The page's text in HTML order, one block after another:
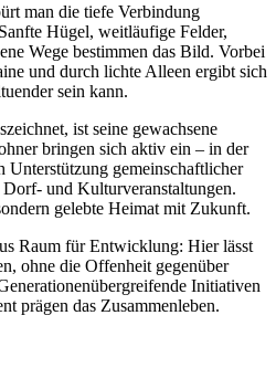
man die tiefe Verbindung
Hügel, weitläufige Felder,
Wege bestimmen das Bild. Vorbei
und durch lichte Alleen ergibt sich
sein kann.
ist seine gewachsene
bringen sich aktiv ein – in der
Unterstützung gemeinschaftlicher
und Kulturveranstaltungen.
gelebte Heimat mit Zukunft.
Raum für Entwicklung: Hier lässt
ohne die Offenheit gegenüber
Initiativen
prägen das Zusammenleben.